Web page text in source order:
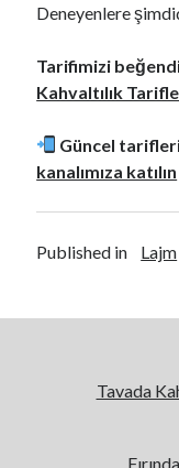
Deneyenlere
Tarifimizi
Kahvaltılık
Güncel
kanalımıza katılın
Published in Lajm
Tavada